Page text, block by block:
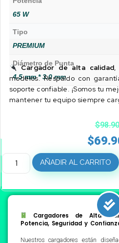
65 W
Tipo
PREMIUM
Diámetro de Punta
4.5 mm * 3.0 mm
Cargador de alta calidad,
modelos. Respaldo con
soporte confiable. ¡Somos tu
mantener tu equipo siempre
$
$
AÑADIR AL CARRITO
Cargadores de Alta
Potencia, Seguridad y
Nuestros cargadores están